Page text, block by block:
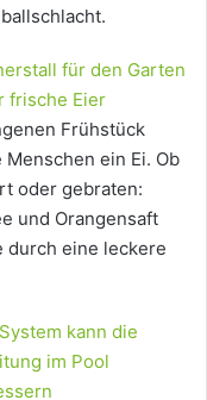
für den Garten
frische Eier
Frühstück
ein Ei. Ob
oder gebraten:
und Orangensaft
durch eine leckere
kann die
im Pool